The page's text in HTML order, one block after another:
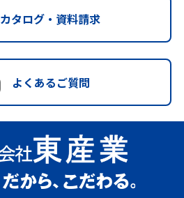
カタログ・資料請求
よくあるご質問